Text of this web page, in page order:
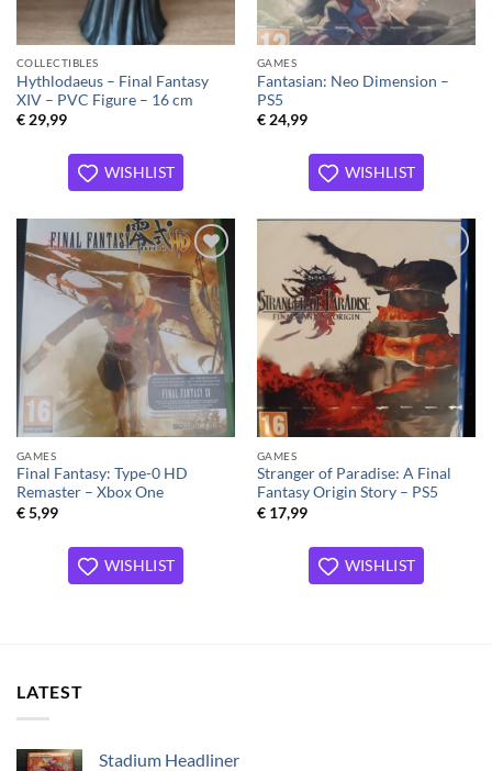
COLLECTIBLES
Hythlodaeus – Final Fantasy
XIV – PVC Figure – 16 cm
€29,99
WISHLIST
GAMES
Fantasian: Neo Dimension –
PS5
€24,99
WISHLIST
Toevoegen
aan
verlanglijst
GAMES
Final Fantasy: Type-0 HD
Remaster – Xbox One
€5,99
WISHLIST
Toevoegen
aan
verlanglijst
GAMES
Stranger of Paradise: A Final
Fantasy Origin Story – PS5
€17,99
WISHLIST
LATEST
Stadium Headliner